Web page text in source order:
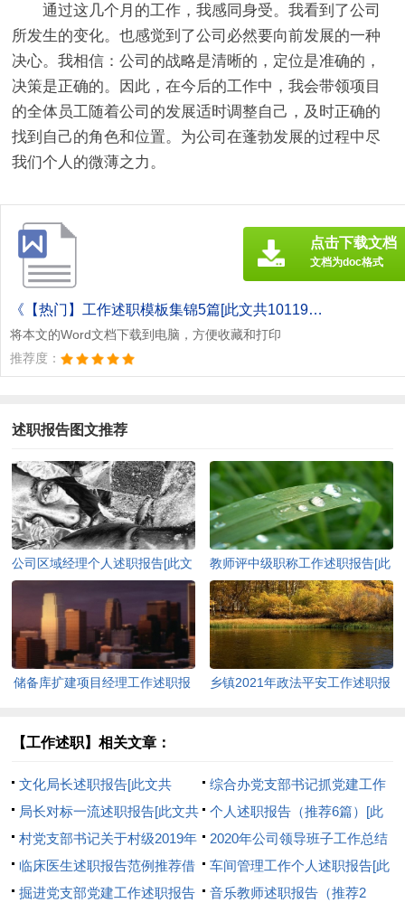
通过这几个月的工作，我感同身受。我看到了公司
所发生的变化。也感觉到了公司必然要向前发展的一种
决心。我相信：公司的战略是清晰的，定位是准确的，
决策是正确的。因此，在今后的工作中，我会带领项目
的全体员工随着公司的发展适时调整自己，及时正确的
找到自己的角色和位置。为公司在蓬勃发展的过程中尽
我们个人的微薄之力。
《【热门】工作述职模板集锦5篇[此文共10119字].doc》
将本文的Word文档下载到电脑，方便收藏和打印
推荐度：
点击下载文档
文档为doc格式
述职报告图文推荐
公司区域经理个人述职报告[此文
教师评中级职称工作述职报告[此
文共7491字]
储备库扩建项目经理工作述职报
乡镇2021年政法平安工作述职报
【工作述职】相关文章：
文化局长述职报告[此文共
15128字]
综合办党支部书记抓党建工作
述职报告[此文共2039字]
局长对标一流述职报告[此文共
1848字]
个人述职报告（推荐6篇）[此
文共8541字]
村党支部书记关于村级2019年
度工作述职报告[此文共2199字]
2020年公司领导班子工作总结
[此文共1408字]
临床医生述职报告范例推荐借
鉴学习[此文共7247字]
车间管理工作个人述职报告[此
文共1164字]
掘进党支部党建工作述职报告 音乐教师述职报告（推荐2